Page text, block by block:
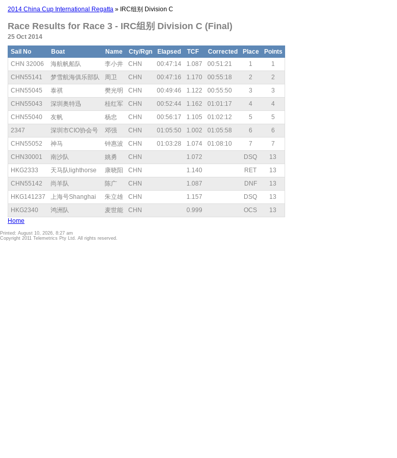
2014 China Cup International Regatta » IRC组别 Division C
Race Results for Race 3 - IRC组别 Division C (Final)
25 Oct 2014
Sail No Boat Name Cty/Rgn Elapsed TCF Corrected Place
Points
CHN 32006
海航帆船队 李小井 CHN 00:47:14 1.087 00:51:21 1
1
CHN55141
梦雪航海俱乐部队 周卫 CHN 00:47:16 1.170 00:55:18 2
2
CHN55045
泰祺 樊光明 CHN 00:49:46 1.122 00:55:50 3
3
CHN55043
深圳奥特迅 桂红军 CHN 00:52:44 1.162 01:01:17 4
4
CHN55040
友帆 杨忠 CHN 00:56:17 1.105 01:02:12 5
5
2347
深圳市CIO协会号 邓强 CHN 01:05:50 1.002 01:05:58 6
6
CHN55052
神马 钟惠波 CHN 01:03:28 1.074 01:08:10 7
7
CHN30001
南沙队 姚勇 CHN 1.072 DSQ
13
HKG2333
天马队lighthorse 康晓阳 CHN 1.140 RET
13
CHN55142
尚羊队 陈广 CHN 1.087 DNF
13
HKG141237
上海号Shanghai 朱立雄 CHN 1.157 DSQ
13
HKG2340
鸿洲队 麦世能 CHN 0.999 OCS
13
Home
Printed: August 10, 2026, 8:27 am
Copyright 2011 Telemetrics Pty Ltd. All rights reserved.